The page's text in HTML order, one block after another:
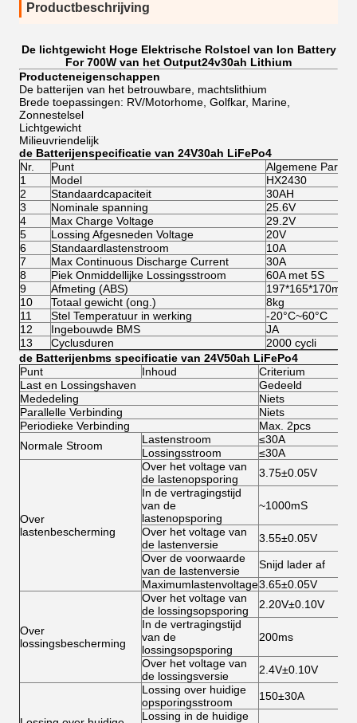
Productbeschrijving
De lichtgewicht Hoge Elektrische Rolstoel van Ion Battery
For 700W van het Output24v30ah Lithium
Producteneigenschappen
De batterijen van het betrouwbare, machtslithium
Brede toepassingen: RV/Motorhome, Golfkar, Marine,
Zonnestelsel
Lichtgewicht
Milieuvriendelijk
de Batterijenspecificatie van 24V30ah LiFePo4
Nr.
Punt
Algemene
1
Model
HX2430
2
Standaardcapaciteit
30AH
3
Nominale spanning
25.6V
4
Max Charge Voltage
29.2V
5
Lossing Afgesneden Voltage
20V
6
Standaardlastenstroom
10A
7
Max Continuous Discharge Current
30A
8
Piek Onmiddellijke Lossingsstroom
60A met 5S
9
Afmeting (ABS)
197*165*170mm
10
Totaal gewicht (ong.)
8kg
11
Stel Temperatuur in werking
-20°C~60°C
12
Ingebouwde BMS
JA
13
Cyclusduren
2000 cycli
de Batterijenbms specificatie van 24V50ah LiFePo4
Punt
Inhoud
Criterium
Last en Lossingshaven
Gedeeld
Mededeling
Niets
Parallelle Verbinding
Niets
Periodieke Verbinding
Max. 2pcs
Normale Stroom
Lastenstroom
≤30A
Lossingsstroom
≤30A
Over
lastenbescherming
Over het voltage van
de lastenopsporing
3.75±0.05V
In de vertragingstijd
van de
lastenopsporing
~1000mS
Over het voltage van
de lastenversie
3.55±0.05V
Over de voorwaarde
van de lastenversie
Snijd lader af
Maximumlastenvoltage3.65±0.05V
Over
lossingsbescherming
Over het voltage van
de lossingsopsporing
2.20V±0.10V
In de vertragingstijd
van de
lossingsopsporing
200ms
Over het voltage van
de lossingsversie
2.4V±0.10V
Lossing over huidige
opsporingsstroom
150±30A
Lossing in de huidige